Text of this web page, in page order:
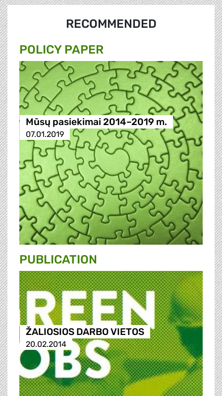
RECOMMENDED
POLICY PAPER
Mūsų pasiekimai 2014–2019 m.
07.01.2019
PUBLICATION
ŽALIOSIOS DARBO VIETOS
20.02.2014